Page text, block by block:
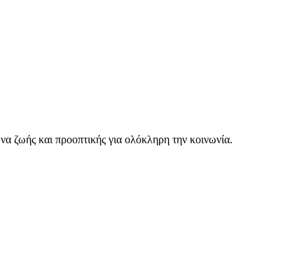
ζωής και προοπτικής για ολόκληρη την κοινωνία.